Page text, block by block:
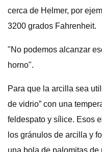
cerca de Helmer, por
3200 grados Fahrenheit.
"No podemos alcanzar
horno".
Para que la arcilla sea
de vidrio” con una
feldespato y sílice. Esos
los gránulos de arcilla y
una bola de palomitas